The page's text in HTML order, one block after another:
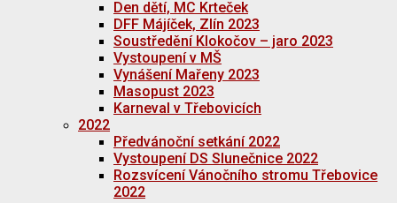
Den dětí, MC Krteček
DFF Májíček, Zlín 2023
Soustředění Klokočov – jaro 2023
Vystoupení v MŠ
Vynášení Mařeny 2023
Masopust 2023
Karneval v Třebovicích
2022
Předvánoční setkání 2022
Vystoupení DS Slunečnice 2022
Rozsvícení Vánočního stromu Třebovice
2022